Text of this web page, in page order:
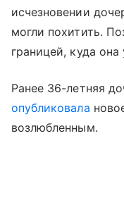
исчезновении
могли похитить.
границей, куда
Ранее 36-летняя
опубликовала
возлюбленным.